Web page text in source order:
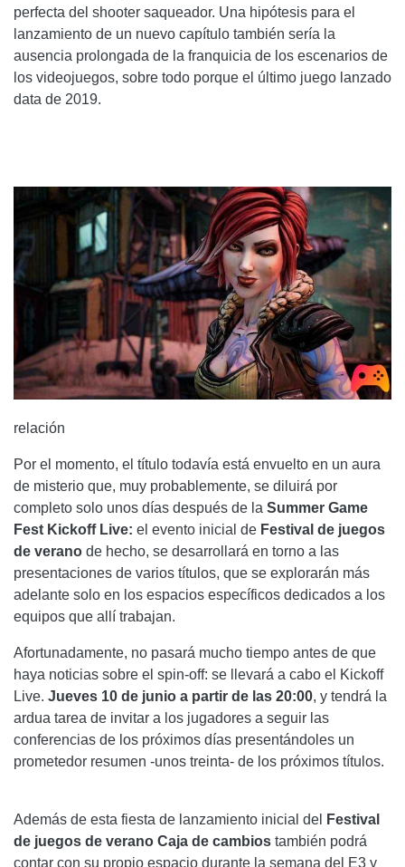
perfecta del shooter saqueador. Una hipótesis para el
lanzamiento de un nuevo capítulo también sería la
ausencia prolongada de la franquicia de los escenarios de
los videojuegos, sobre todo porque el último juego lanzado
data de 2019.
relación
Por el momento, el título todavía está envuelto en un aura
de misterio que, muy probablemente, se diluirá por
completo solo unos días después de la Summer Game
Fest Kickoff Live: el evento inicial de Festival de juegos
de verano de hecho, se desarrollará en torno a las
presentaciones de varios títulos, que se explorarán más
adelante solo en los espacios específicos dedicados a los
equipos que allí trabajan.
Afortunadamente, no pasará mucho tiempo antes de que
haya noticias sobre el spin-off: se llevará a cabo el Kickoff
Live. Jueves 10 de junio a partir de las 20:00, y tendrá la
ardua tarea de invitar a los jugadores a seguir las
conferencias de los próximos días presentándoles un
prometedor resumen -unos treinta- de los próximos títulos.
Además de esta fiesta de lanzamiento inicial del
Festival
de juegos de verano Caja de cambios también podrá
contar con su propio espacio durante la semana del E3 y